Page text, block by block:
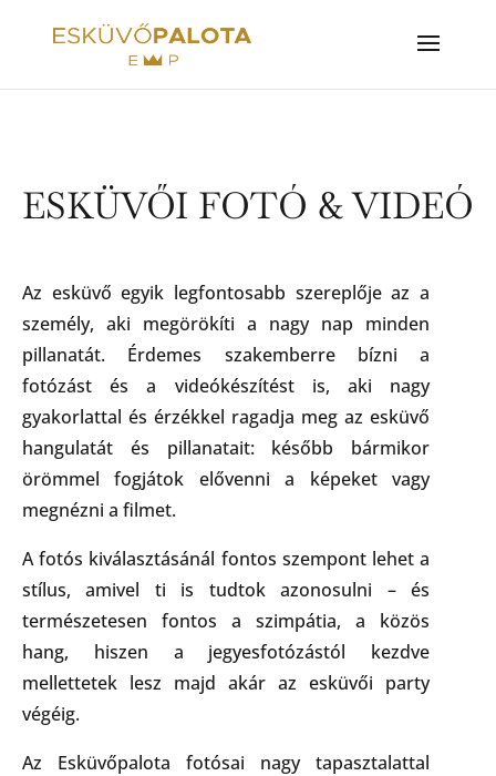
ESKÜVŐI FOTÓ & VIDEÓ
Az esküvő egyik legfontosabb szereplője az a
személy, aki megörökíti a nagy nap minden
pillanatát. Érdemes szakemberre bízni a
fotózást és a videókészítést is, aki nagy
gyakorlattal és érzékkel ragadja meg az esküvő
hangulatát és pillanatait: később bármikor
örömmel fogjátok elővenni a képeket vagy
megnézni a filmet.
A fotós kiválasztásánál fontos szempont lehet a
stílus, amivel ti is tudtok azonosulni – és
természetesen fontos a szimpátia, a közös
hang, hiszen a jegyesfotózástól kezdve
mellettetek lesz majd akár az esküvői party
végéig.
Az Esküvőpalota fotósai nagy tapasztalattal